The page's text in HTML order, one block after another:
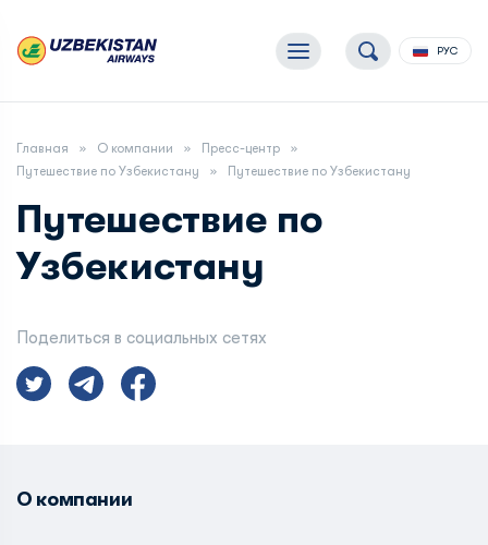
РУС
Главная О компании
Пресс-центр
Путешествие по Узбекистану
Путешествие по Узбекистану
Путешествие по
Узбекистану
Поделиться в социальных сетях
О компании